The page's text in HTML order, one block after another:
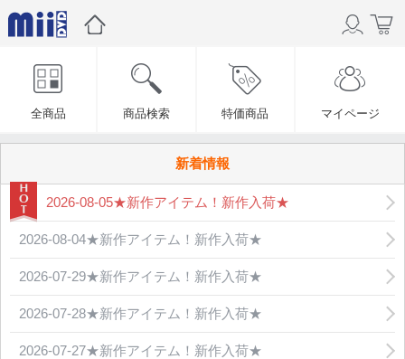
全商品 商品検索 特価商品 マイページ
新着情報
2026-08-05★新作アイテム！新作入荷★
2026-08-04★新作アイテム！新作入荷★
2026-07-29★新作アイテム！新作入荷★
2026-07-28★新作アイテム！新作入荷★
2026-07-27★新作アイテム！新作入荷★